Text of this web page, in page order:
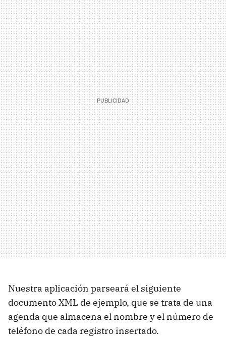
Nuestra aplicación parseará el siguiente
documento XML de ejemplo, que se trata de una
agenda que almacena el nombre y el número de
teléfono de cada registro insertado.